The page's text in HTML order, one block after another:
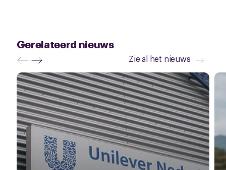
Gerelateerd nieuws
Zie al het nieuws